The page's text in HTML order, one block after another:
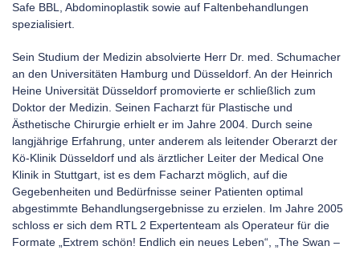
Safe BBL, Abdominoplastik sowie auf Faltenbehandlungen
spezialisiert.
Sein Studium der Medizin absolvierte Herr Dr. med. Schumacher
an den Universitäten Hamburg und Düsseldorf. An der Heinrich
Heine Universität Düsseldorf promovierte er schließlich zum
Doktor der Medizin. Seinen Facharzt für Plastische und
Ästhetische Chirurgie erhielt er im Jahre 2004. Durch seine
langjährige Erfahrung, unter anderem als leitender Oberarzt der
Kö-Klinik Düsseldorf und als ärztlicher Leiter der Medical One
Klinik in Stuttgart, ist es dem Facharzt möglich, auf die
Gegebenheiten und Bedürfnisse seiner Patienten optimal
abgestimmte Behandlungsergebnisse zu erzielen. Im Jahre 2005
schloss er sich dem RTL 2 Expertenteam als Operateur für die
Formate „Extrem schön! Endlich ein neues Leben“, „The Swan –